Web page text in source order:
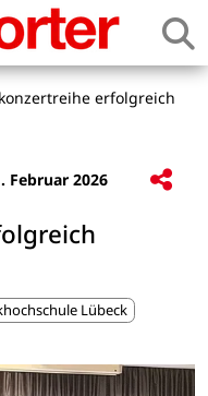
erfolgreich
Februar 2026
Lübeck